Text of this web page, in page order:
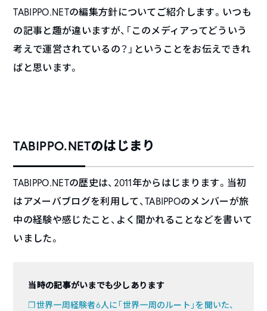
TABIPPO.NETの編集方針についてご紹介します。いつも
の記事と趣が違いますが、「このメディアってどういう
考えで運営されているの？」ということをお伝えできれ
ばと思います。
TABIPPO.NETのはじまり
TABIPPO.NETの歴史は、2011年からはじまります。当初
はアメーバブログを利用して、TABIPPOのメンバーが旅
中の経験や感じたこと、よく聞かれることなどを書いて
いました。
当時の記事がいまでも少しあります
❐世界一周経験者6人に「世界一周のルート」を聞いた、